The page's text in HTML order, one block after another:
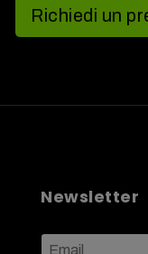
Richiedi un
Newsletter